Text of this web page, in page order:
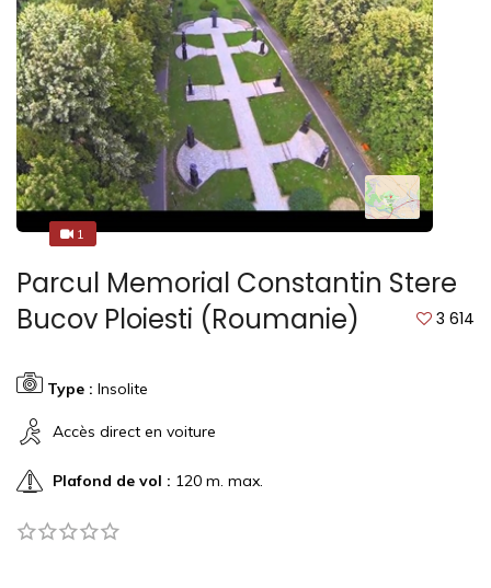
1
1
Parcul Memorial Constantin Stere
Bucov Ploiesti (Roumanie)
3 614
Type : Insolite
Accès direct en voiture
Plafond de vol : 120 m. max.